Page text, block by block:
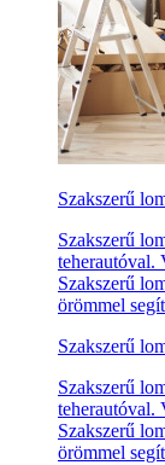
Szakszerű
Szakszerű
teherautóval.
Szakszerű
örömmel
Szakszerű
Szakszerű
teherautóval.
Szakszerű
örömmel